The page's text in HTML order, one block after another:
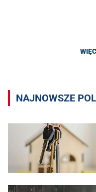
NAJNOWSZE